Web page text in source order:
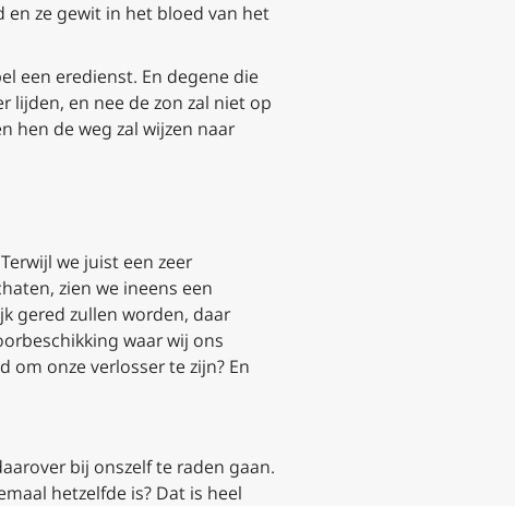
en ze gewit in het bloed van het
een eredienst. En degene die
lijden, en nee de zon zal niet op
hen de weg zal wijzen naar
we juist een zeer
zien we ineens een
gered zullen worden, daar
waar wij ons
onze verlosser te zijn? En
bij onszelf te raden gaan.
hetzelfde is? Dat is heel